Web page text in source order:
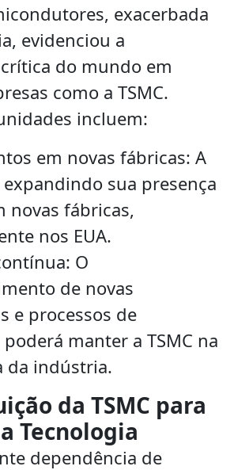
exacerbada
evidenciou a
do mundo em
como a TSMC.
incluem:
em novas fábricas: A
expandindo sua presença
novas fábricas,
nos EUA.
O
de novas
e processos de
manter a TSMC na
da indústria.
da TSMC para
Tecnologia
dependência de